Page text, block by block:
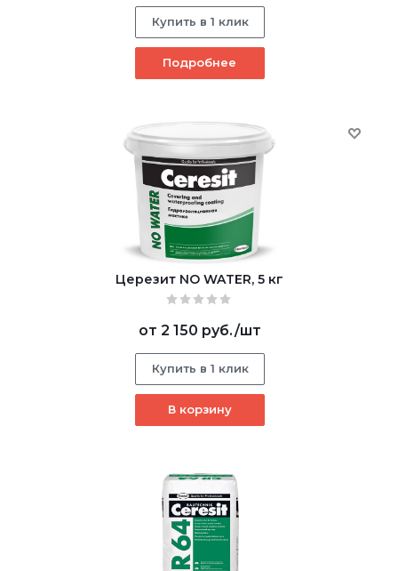
Купить в 1 клик
Подробнее
Церезит NO WATER, 5 кг
от 2 150 руб./шт
Купить в 1 клик
В корзину